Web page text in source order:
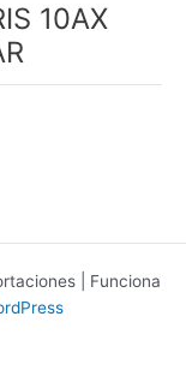
10AX
| Funciona